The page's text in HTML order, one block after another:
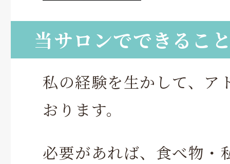
当サロンでできるこ
私の経験を生かして、ア
おります。
必要があれば、食べ物・